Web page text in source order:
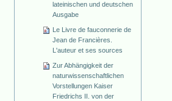
lateinischen und deutschen
Ausgabe
Le Livre de fauconnerie de
Jean de Francières.
L'auteur et ses sources
Zur Abhängigkeit der
naturwissenschaftlichen
Vorstellungen Kaiser
Friedrichs II. von der